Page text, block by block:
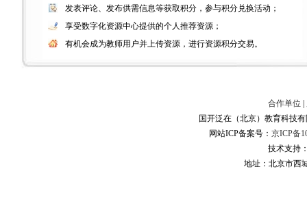
发表评论、发布供需信息等获取积分，参与积分兑换活动；
享受数字化资源中心提供的个人推荐资源；
有机会成为教师用户并上传资源，进行资源积分交易。